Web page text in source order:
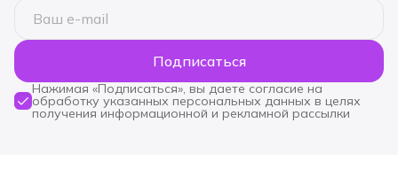
Подписаться
Нажимая «Подписаться», вы даете согласие на
обработку указанных персональных данных в целях
получения информационной и рекламной рассылки